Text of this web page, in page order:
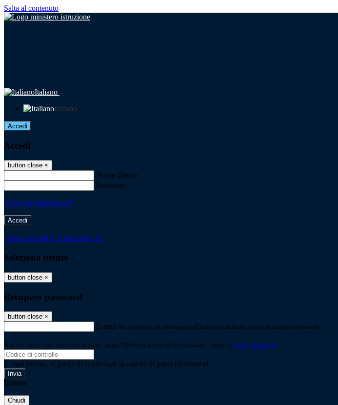
Salta al contenuto
Italiano
Italiano
Accedi
Accedi
button close ×
Nome Utente
Password
Password dimenticata?
-
Entra con SPID Entra con CIE
Seleziona utente
button close ×
Recupero password
button close ×
E-mail Verrà inviato un messaggio all'indirizzo indicato con le istruzioni necessarie.
Non hai una e-mail associata al nome utente? Effettua il reset della password tramite la Login Spaggiari
E-mail inviata, si prega di controllare la casella di posta elettronica!
Errore
Chiudi